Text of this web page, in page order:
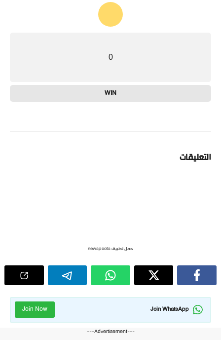
0
WIN
التعليقات
حمل تطبيق newspoots
Join WhatsApp
Join Now
---Advertisement---